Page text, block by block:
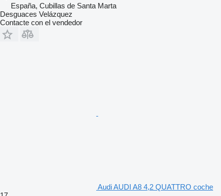
España, Cubillas de Santa Marta
Desguaces Velázquez
Contacte con el vendedor
Audi AUDI A8 4,2 QUATTRO coche